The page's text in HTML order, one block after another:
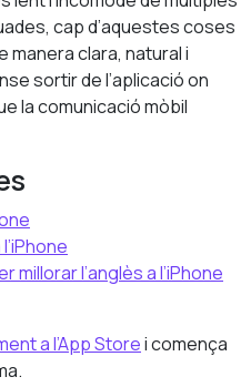
cap d’aquestes coses
clara, natural i
sortir de l’aplicació on
la comunicació mòbil
millorar l’anglès a l’iPhone
a l’App Storei comença